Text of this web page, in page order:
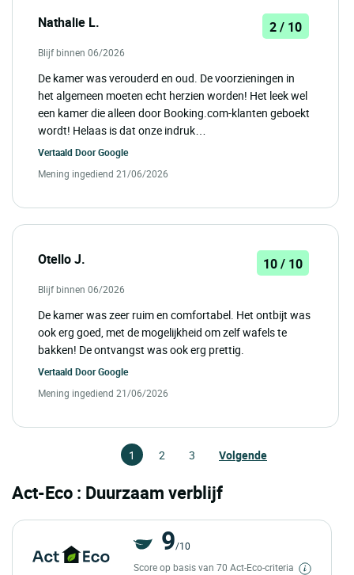
Nathalie L. 2 / 10
Blijf binnen 06/2026
De kamer was verouderd en oud. De voorzieningen in
het algemeen moeten echt herzien worden! Het leek wel
een kamer die alleen door Booking.com-klanten geboekt
wordt! Helaas is dat onze indruk…
Vertaald DoorGoogle
Mening ingediend 21/06/2026
Otello J. 10 / 10
Blijf binnen 06/2026
De kamer was zeer ruim en comfortabel. Het ontbijt was
ook erg goed, met de mogelijkheid om zelf wafels te
bakken! De ontvangst was ook erg prettig.
Vertaald DoorGoogle
Mening ingediend 21/06/2026
1 2 3 Volgende
Act-Eco : Duurzaam verblijf
9/10
Score op basis van 70 Act-Eco-criteria